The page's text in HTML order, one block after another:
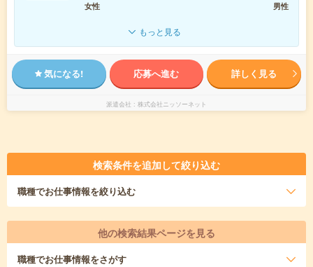
女性
男性
もっと見る
気になる! 応募へ進む 詳しく見る
派遣会社 株式会社ニッソーネット
検索条件を追加して絞り込む
職種でお仕事情報を絞り込む
他の検索結果ページを見る
職種でお仕事情報をさがす